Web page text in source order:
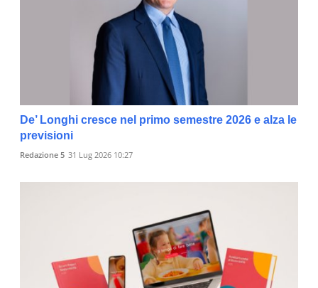
De’ Longhi cresce nel primo semestre 2026 e alza le
previsioni
Redazione 5 31 Lug 2026 10:27